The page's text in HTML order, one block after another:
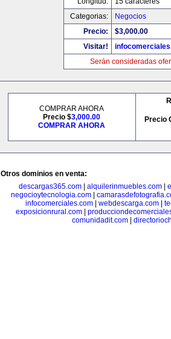
Categorias:
Negocios
Precio:
$3,000.00
Visitar!
Serán consideradas
COMPRAR AHORA
Precio $3,000.00
COMPRAR AHORA
Precio
Otros dominios en venta:
descargas365.com| alquilerinmuebles.com|
negocioytecnologia.com
infocomerciales.com| webdescarga.com|
exposicionrural.com
comunidadit.com|